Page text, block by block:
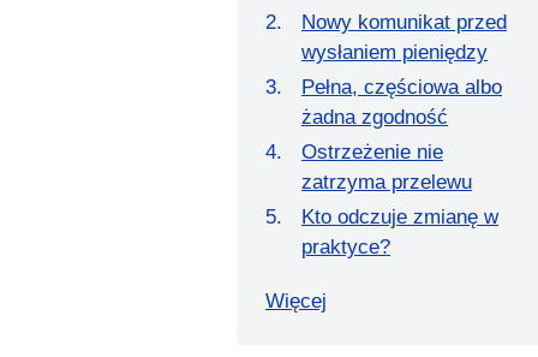
Nowy komunikat przed
wysłaniem pieniędzy
Pełna, częściowa albo
żadna zgodność
Ostrzeżenie nie
zatrzyma przelewu
Kto odczuje zmianę w
praktyce?
Więcej